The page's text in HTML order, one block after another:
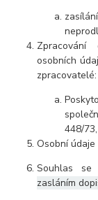
osobních
zpracovatelé:
448/
Osobní údaje
Souhlas
zasláním